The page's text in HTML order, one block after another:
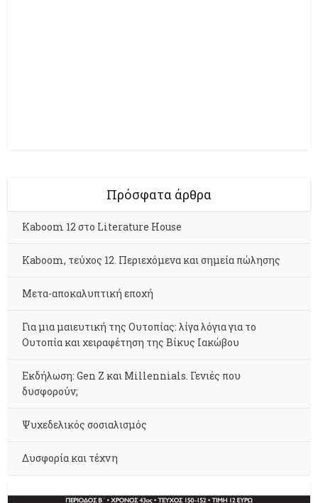
Πρόσφατα άρθρα
Kaboom 12 στο Literature House
Kaboom, τεύχος 12. Περιεχόμενα και σημεία πώλησης
Μετα-αποκαλυπτική εποχή
Για μια μαιευτική της Ουτοπίας: λίγα λόγια για το
Ουτοπία και χειραφέτηση της Βίκυς Ιακώβου
Εκδήλωση: Gen Z και Millennials. Γενιές που
δυσφορούν;
Ψυχεδελικός σοσιαλισμός
Δυσφορία και τέχνη